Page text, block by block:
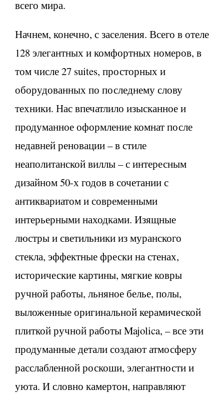
всего мира.
Начнем, конечно, с заселения. Всего в отеле
128 элегантных и комфортных номеров, в
том числе 27 suites, просторных и
оборудованных по последнему слову
техники. Нас впечатлило изысканное и
продуманное оформление комнат после
недавней реновации – в стиле
неаполитанской виллы – с интересным
дизайном 50-х годов в сочетании с
антиквариатом и современными
интерьерными находками. Изящные
люстры и светильники из муранского
стекла, эффектные фрески на стенах,
исторические картины, мягкие ковры
ручной работы, льняное белье, полы,
выложенные оригинальной керамической
плиткой ручной работы Majolica, – все эти
продуманные детали создают атмосферу
расслабленной роскоши, элегантности и
уюта. И словно камертон, направляют